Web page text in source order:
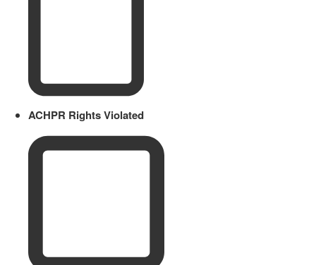
ACHPR Rights Violated